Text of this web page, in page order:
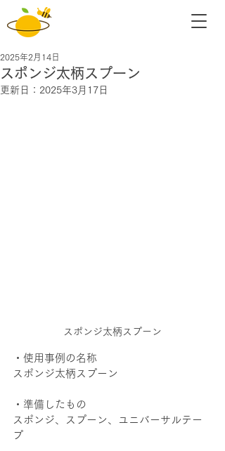
スポンジ太柄スプーン
2025年2月14日
更新日： 2025年3月17日
スポンジ太柄スプーン
・使用事例の名称
スポンジ太柄スプーン
・準備したもの
スポンジ、スプーン、ユニバーサルテー
プ